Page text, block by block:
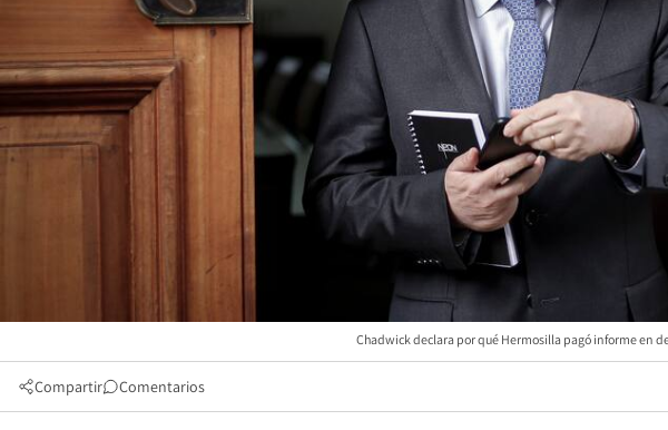
Chadwick declara por qué Hermosilla pagó informe en
Compartir Comentarios